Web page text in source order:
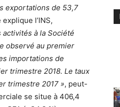
exportations de 53,7
explique l’INS,
à la Société
observé au premier
importations de
trimestre 2018. Le taux
trimestre 2017 », peut-
se situe à 406,4